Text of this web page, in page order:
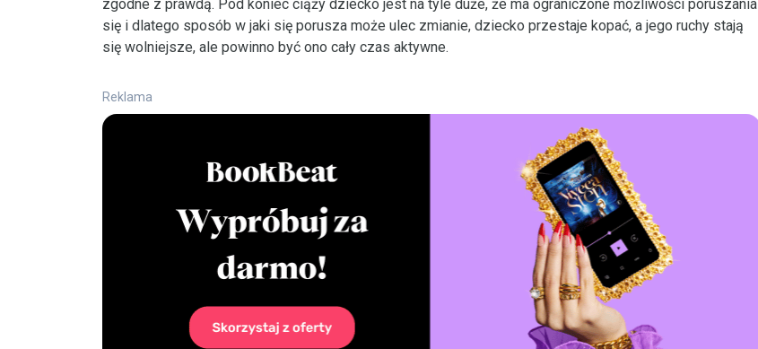
zgodne z prawdą. Pod koniec ciąży dziecko jest na tyle duże, że ma ograniczone możliwości poruszania
się i dlatego sposób w jaki się porusza może ulec zmianie, dziecko przestaje kopać, a jego ruchy stają
się wolniejsze, ale powinno być ono cały czas aktywne.
Reklama